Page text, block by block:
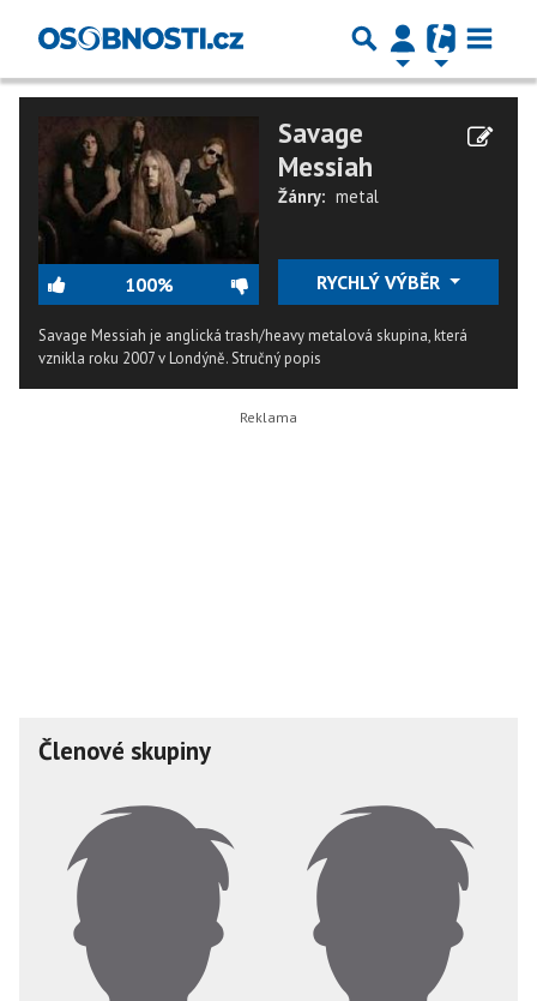
100%
Savage
Messiah
Žánry: metal
RYCHLÝ VÝBĚR
Savage Messiah je anglická trash/heavy metalová skupina, která
vznikla roku 2007 v Londýně.Stručný popis
Členové skupiny